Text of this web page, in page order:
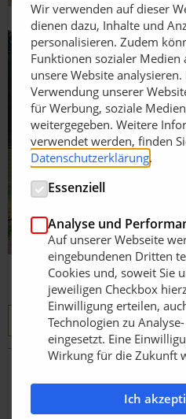
JJ. Dabekausen B.V.
Zurück zur Übersicht
Wir verwenden auf dieser
dienen dazu, Inhalte und
personalisieren. Zudem
Funktionen sozialer
unsere Website
Verwendung unserer
für Werbung, soziale
weitergegeben. Weitere
verwendet werden, finden
Datenschutzerklärung.
Essenziell
Analyse und
Auf unserer Webseite
eingebundenen Dritten
Cookies und, soweit Sie
jeweiligen Checkbox
Einwilligung erteilen,
Technologien zu
eingesetzt. Eine
Wirkung für die Zukunft
Ich